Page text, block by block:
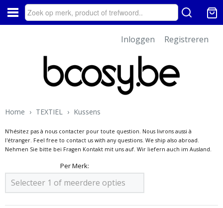
Inloggen Registreren
Home › TEXTIEL › Kussens
N'hésitez pas à nous contacter pour toute question. Nous livrons aussi à
l'étranger. Feel free to contact us with any questions. We ship also abroad.
Nehmen Sie bitte bei Fragen Kontakt mit uns auf. Wir liefern auch im Ausland.
Per Merk:
Selecteer 1 of meerdere opties